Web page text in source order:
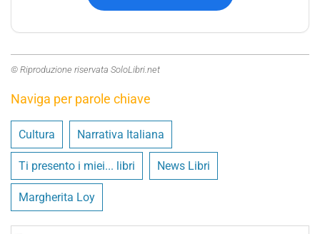
© Riproduzione riservata SoloLibri.net
Naviga per parole chiave
Cultura Narrativa Italiana
Ti presento i miei... libri News Libri
Margherita Loy